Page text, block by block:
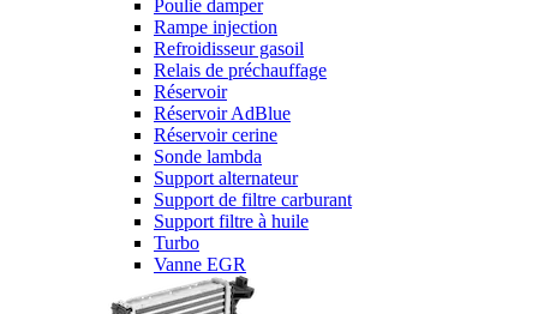
Poulie damper
Rampe injection
Refroidisseur gasoil
Relais de préchauffage
Réservoir
Réservoir AdBlue
Réservoir cerine
Sonde lambda
Support alternateur
Support de filtre carburant
Support filtre à huile
Turbo
Vanne EGR